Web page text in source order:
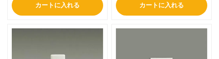
カートに入れる カートに入れる